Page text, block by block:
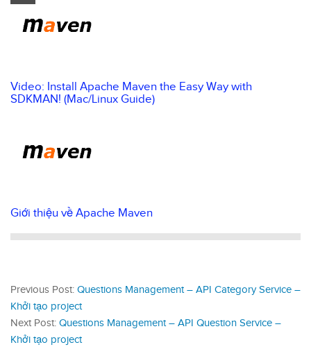
Video: Install Apache Maven the Easy Way with
SDKMAN! (Mac/Linux Guide)
Giới thiệu về Apache Maven
Previous Post: Questions Management – API Category Service –
Khởi tạo project
Next Post: Questions Management – API Question Service –
Khởi tạo project